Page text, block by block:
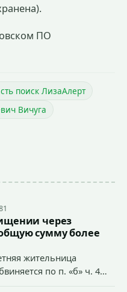
ПО
поиск ЛизаАлерт
Вичуга
через
сумму более
жительница
по п. «б» ч. 4